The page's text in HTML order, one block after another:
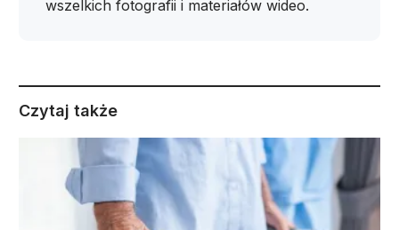
wszelkich fotografii i materiałów wideo.
Czytaj także